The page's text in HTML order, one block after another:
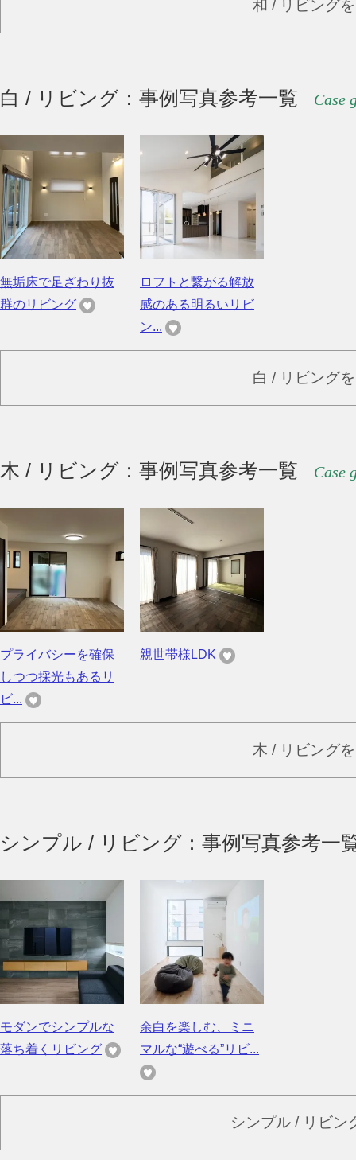
和 / リビング
白 / リビング：事例写真参考一覧 Case
無垢床で足ざわり抜
群のリビング
ロフトと繋がる解放
感のある明るいリビ
ン...
白 / リビング
木 / リビング：事例写真参考一覧 Case
プライバシーを確保
しつつ採光もあるリ
ビ...
親世帯様LDK
木 / リビング
シンプル / リビング：事例写真参考一
モダンでシンプルな
落ち着くリビング
余白を楽しむ、ミニ
マルな“遊べる”リビ...
シンプル / リビン